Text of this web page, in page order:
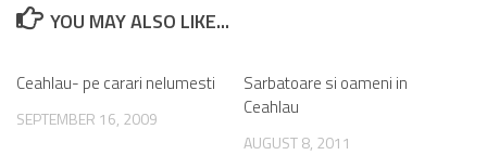
YOU MAY ALSO LIKE...
Ceahlau- pe carari nelumesti
SEPTEMBER 16, 2009
Sarbatoare si oameni in
Ceahlau
AUGUST 8, 2011